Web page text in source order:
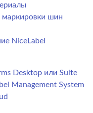
маркировки шин
NiceLabel
Desktop или Suite
Management System